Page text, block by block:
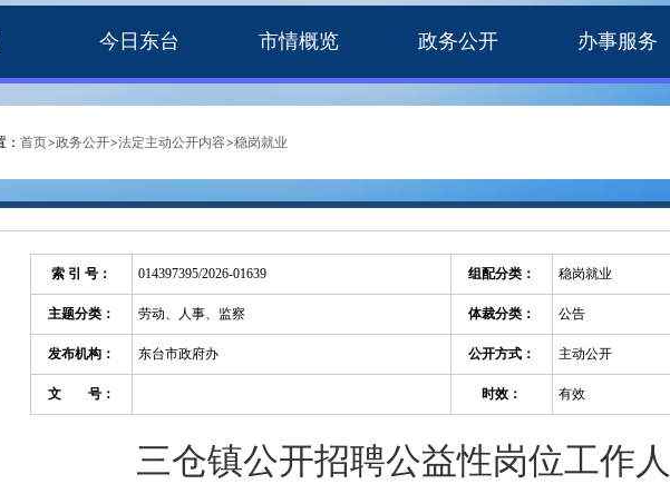
今日东台 市情概览 政务公开 办事服务
首页>政务公开>法定主动公开内容>稳岗就业
索 引 号： 014397395/2026-01639 组配分类： 稳岗就业
主题分类： 劳动、人事、监察 体裁分类： 公告
发布机构： 东台市政府办 公开方式： 主动公开
文 号： 时效： 有效
三仓镇公开招聘公益性岗位工作